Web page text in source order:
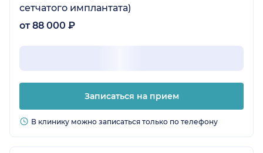
сетчатого имплантата)
от 88 000 ₽
Записаться на прием
В клинику можно записаться только по телефону